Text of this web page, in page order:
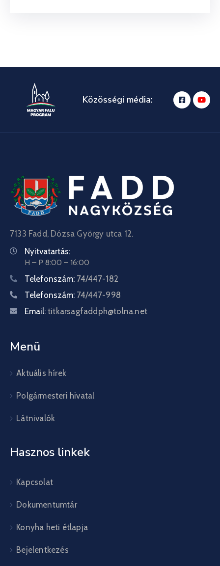
Közösségi média:
7133 Fadd, Dózsa György utca 12.
Nyitvatartás:
H – P 8:00 – 16:00
Telefonszám: 74/447-182
Telefonszám: 74/447-998
Email: titkarsagfaddph@tolna.net
Menü
Aktuális hírek
Polgármesteri hivatal
Látnivalók
Hasznos linkek
Kapcsolat
Dokumentumtár
Konyha heti étlapja
Bejelentkezés